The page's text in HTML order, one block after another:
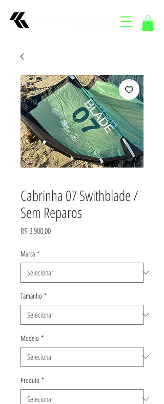
Cabrinha 07 Swithblade /
Sem Reparos
R$ 3.900,00Preço
Marca *
Tamanho *
Modelo *
Produto *